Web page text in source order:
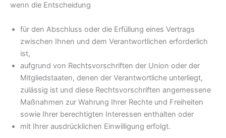
wenn die Entscheidung
für den Abschluss oder die Erfüllung eines Vertrags
zwischen Ihnen und dem Verantwortlichen erforderlich
ist,
aufgrund von Rechtsvorschriften der Union oder der
Mitgliedstaaten, denen der Verantwortliche unterliegt,
zulässig ist und diese Rechtsvorschriften angemessene
Maßnahmen zur Wahrung Ihrer Rechte und Freiheiten
sowie Ihrer berechtigten Interessen enthalten oder
mit Ihrer ausdrücklichen Einwilligung erfolgt.